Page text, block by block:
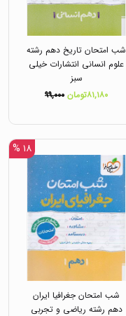
شب امتحان تاریخ دهم رشته
علوم انسانی انتشارات خیلی
سبز
۸۱,۱۸۰تومان
۹۹,۰۰۰
۱۸ %
شب امتحان جغرافیا ایران
دهم رشته ریاضی و تجربی